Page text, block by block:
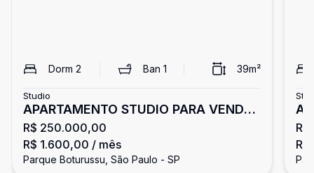
Dorm 2 Ban 1 39m²
Studio
APARTAMENTO STUDIO PARA VENDA
E LOCAÇÃO - PARQUE BOTURUSSU
R$ 250.000,00
R$ 1.600,00 / mês
Parque Boturussu, São Paulo - SP
E